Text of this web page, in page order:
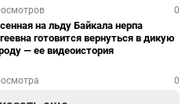
0
на льду Байкала нерпа
готовится вернуться в дикую
— ее видеоистория
0